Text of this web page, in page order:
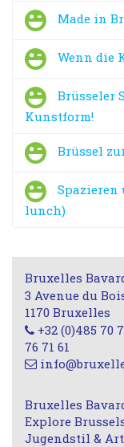
Made in
Wenn die
Brüsseler
Kunstform!
Brüssel
Spazieren
lunch)
Bruxelles
3 Avenue du
1170 Bruxelles
+32 (0)485 70
76 71 61
Bruxelles
Explore
Jugendstil & Art